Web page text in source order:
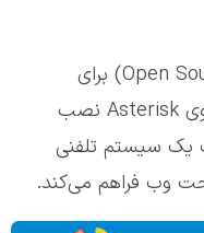
FreePBX یک نرم‌افزار متن‌باز (Open Source) برای
مدیریت مرکز تلفن VoIP است که روی Asterisk نصب
یک سیستم تلفنی